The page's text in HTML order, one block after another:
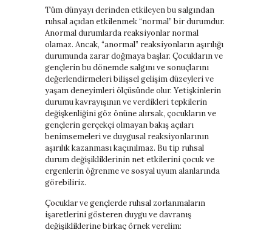
Tüm dünyayı derinden etkileyen bu salgından
ruhsal açıdan etkilenmek “normal” bir durumdur.
Anormal durumlarda reaksiyonlar normal
olamaz. Ancak, “anormal” reaksiyonların aşırılığı
durumunda zarar doğmaya başlar. Çocukların ve
gençlerin bu dönemde salgını ve sonuçlarını
değerlendirmeleri bilişsel gelişim düzeyleri ve
yaşam deneyimleri ölçüsünde olur. Yetişkinlerin
durumu kavrayışının ve verdikleri tepkilerin
değişkenliğini göz önüne alırsak, çocukların ve
gençlerin gerçekçi olmayan bakış açıları
benimsemeleri ve duygusal reaksiyonlarının
aşırılık kazanması kaçınılmaz. Bu tip ruhsal
durum değişikliklerinin net etkilerini çocuk ve
ergenlerin öğrenme ve sosyal uyum alanlarında
görebiliriz.
Çocuklar ve gençlerde ruhsal zorlanmaların
işaretlerini gösteren duygu ve davranış
değişikliklerine birkaç örnek verelim: